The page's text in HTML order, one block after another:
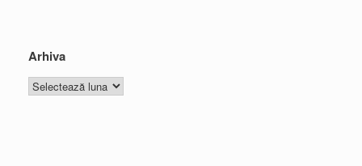
Arhiva